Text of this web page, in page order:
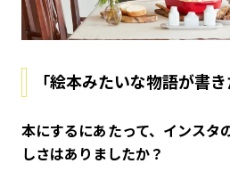
「絵本みたいな物語が書き
――本にするにあたって、インス
しさはありましたか？